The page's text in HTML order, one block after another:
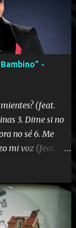
-
(feat.
3. Dime si no
no sé 6. Me
mi voz (feat.
[Salsa
la ola 14. ¿Por
Anthony)